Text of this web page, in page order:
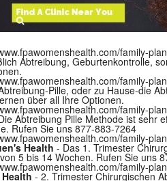
family-
Abtreibung, Geburtenkontrolle,
family-
Pille, oder zu Hause-die
über all Ihre Optionen.
family-
Abtreibung Pille Methode ist sehr
Rufen Sie uns 877-883-7264
family-
Health - Das 1. Trimester
5 bis 14 Wochen. Rufen Sie uns
family-
- 2. Trimester Chirurgischen